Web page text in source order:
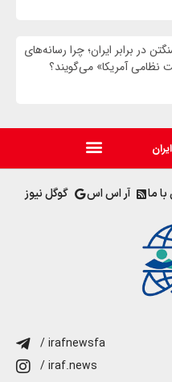
در برابر ایران؛ چرا رسانه‌های
نظامی آمریکا» می‌گویند؟
ما آر اس اس گوگل نیوز
/ irafnewsfa
/ iraf.news